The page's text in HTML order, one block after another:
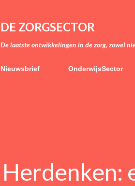
DE ZORGSECTOR
De laatste ontwikkelingen in de zorg, zowel
Nieuwsbrief OnderwijsSector
Herdenken: